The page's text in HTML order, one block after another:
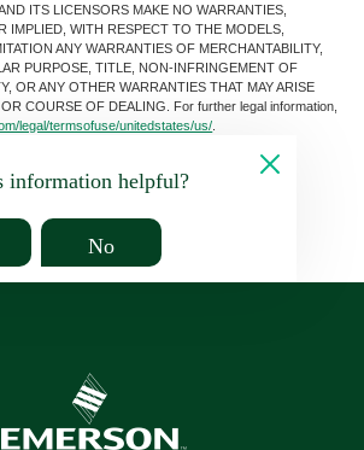
ITS LICENSORS MAKE NO WARRANTIES,
IMPLIED, WITH RESPECT TO THE MODELS,
ANY WARRANTIES OF MERCHANTABILITY,
PURPOSE, TITLE, NON-INFRINGEMENT OF
OR ANY OTHER WARRANTIES THAT MAY ARISE
COURSE OF DEALING. For further legal information,
legal/termsofuse/unitedstates/us/
information helpful?
No